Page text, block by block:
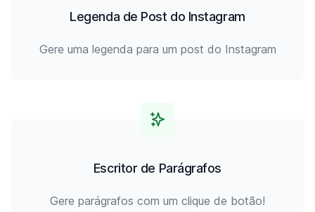
Legenda de Post do Instagram
Gere uma legenda para um post do Instagram
Escritor de Parágrafos
Gere parágrafos com um clique de botão!